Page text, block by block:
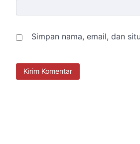
Simpan nama, email, dan